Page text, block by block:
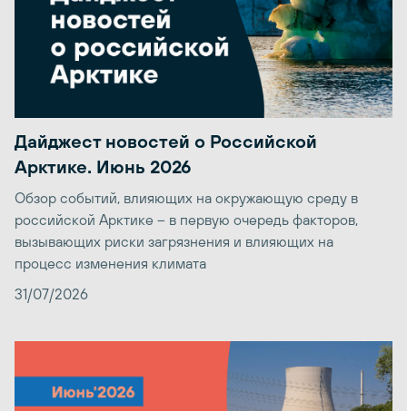
Дайджест новостей о Российской
Арктике. Июнь 2026
Обзор событий, влияющих на окружающую среду в
российской Арктике – в первую очередь факторов,
вызывающих риски загрязнения и влияющих на
процесс изменения климата
31/07/2026